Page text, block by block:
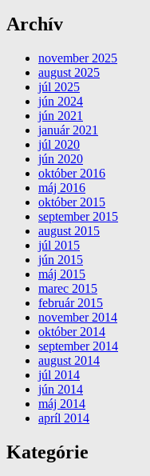
Archív
november 2025
august 2025
júl 2025
jún 2024
jún 2021
január 2021
júl 2020
jún 2020
október 2016
máj 2016
október 2015
september 2015
august 2015
júl 2015
jún 2015
máj 2015
marec 2015
február 2015
november 2014
október 2014
september 2014
august 2014
júl 2014
jún 2014
máj 2014
apríl 2014
Kategórie